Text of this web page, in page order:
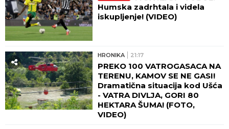
Humska zadrhtala i videla
iskupljenje! (VIDEO)
HRONIKA 21:17
PREKO 100 VATROGASACA NA
TERENU, KAMOV SE NE GASI!
Dramatična situacija kod Ušća
- VATRA DIVLJA, GORI 80
HEKTARA ŠUMA! (FOTO,
VIDEO)